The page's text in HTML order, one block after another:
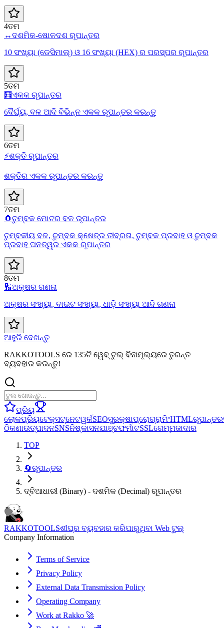
4ତମ
↔️ଦଶମିକ-ଷୋଳଦଶ ରୂପାନ୍ତର
10 ସଂଖ୍ୟା (ଡେସିମାଲ୍) ଓ 16 ସଂଖ୍ୟା (HEX) ର ପରସ୍ପର ରୂପାନ୍ତର
5ତମ
🧮ଏକକ ରୂପାନ୍ତର
ଦୈର୍ଘ୍ୟ, ବଳ ଆଦି ବିଭିନ୍ନ ଏକକ ରୂପାନ୍ତର କରନ୍ତୁ
6ତମ
⚡ଶକ୍ତି ରୂପାନ୍ତର
ଶକ୍ତିର ଏକକ ରୂପାନ୍ତର କରନ୍ତୁ
7ତମ
🧲ଚୁମ୍ବକ ମୋଟର ବଳ ରୂପାନ୍ତର
ଚୁମ୍ବକୀୟ ବଳ, ଚୁମ୍ବକ କ୍ଷେତ୍ର ତୀବ୍ରତା, ଚୁମ୍ବକ ପ୍ରବାହ ଓ ଚୁମ୍ବକ
ପ୍ରବାହ ଘନତ୍ୱର ଏକକ ରୂପାନ୍ତର
8ତମ
🔢ଅକ୍ଷର ଗଣନା
ଅକ୍ଷର ସଂଖ୍ୟା, ବାଇଟ ସଂଖ୍ୟା, ଧାଡ଼ି ସଂଖ୍ୟା ଆଦି ଗଣନା
ଆହୁରି ଦେଖନ୍ତୁ
RAKKOTOOLS ରେ 135ଟି ୱେବ୍ ଟୁଲ୍ ବିନାମୂଲ୍ୟରେ ତୁରନ୍ତ
ବ୍ୟବହାର କରନ୍ତୁ!
ପ୍ରିୟ
ଲୋକପ୍ରିୟଟେକ୍ସଟ୍ନେଟୱର୍କSEOସୁରକ୍ଷାପ୍ରୋଗ୍ରାମିଂHTMLରୂପାନ୍ତର
ଠିକଣାଉତ୍ପାଦନSNSନିଷ୍କାସନଯାଞ୍ଚଫର୍ମାଟSSLଗେମ୍ମଜାଦାର
TOP
🔄ରୂପାନ୍ତର
ଦ୍ବିଆଧାରୀ (Binary) - ଦଶମିକ (Decimal) ରୂପାନ୍ତର
RAKKOTOOLSଶୀଘ୍ର ବ୍ୟବହାର କରିପାରୁଥିବା Web ଟୁଲ୍
Company Information
Terms of Service
Privacy Policy
External Data Transmission Policy
Operating Company
Work at Rakko 🚀